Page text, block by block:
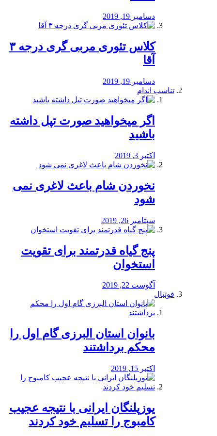
دسامبر 19, 2019
کلاس تئوری مربی گری درجه ۳
آقا
دسامبر 19, 2019
تناسب اندام
اگر میخواهید صورت تپل داشته
باشید
اکتبر 3, 2019
نخوردن شام باعث لاغری نمی
‌شود
سپتامبر 26, 2019
پنج گیاه قدرتمند برای تقویت
استخوان
آگوست 22, 2019
فوتبال
بانوان استان البرزی گام اول را
محكم برداشتند
اکتبر 15, 2019
یوزپلنگان ایرانی با نتیجه عجیب
کامبوج را تسلیم خود کردند